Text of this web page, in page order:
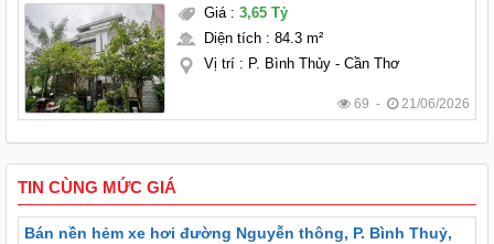
Giá: 3,65 Tỷ
Diện tích: 84.3 m²
Vị trí: P. Bình Thủy - Cần Thơ
69 - 21/06/2026
TIN CÙNG MỨC GIÁ
Bán nền hẻm xe hơi đường Nguyễn thông, P. Bình Thuỷ,